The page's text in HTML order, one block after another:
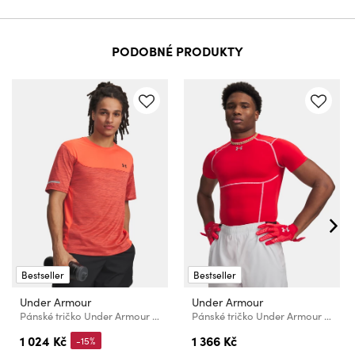
PODOBNÉ PRODUKTY
Bestseller
Under Armour
Pánské tričko Under Armour UA Tech Utility SS
1 024 Kč -15%
Bestseller
Under Armour
Pánské tričko Under Armour UA HG Elite Comp SS
1 366 Kč